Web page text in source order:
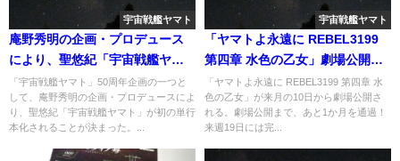
宇宙戦艦ヤマト
庵野秀明の企画・プロデュース
により、聖悠紀「宇宙戦艦ヤマ
ト」が初の単行本として7月下旬
発売へ
「宇宙戦艦ヤマト」50周年企画の一つと
して、庵野秀明の企画・プロデュースによ
り、聖悠紀「宇宙戦艦ヤマト」が初の単行
本化されることが決まった。...
宇宙戦艦ヤマト
「ヤマトよ永遠に REBEL3199
第四章 水色の乙女」劇場公開ま
であと1か月をきった
「ヤマトよ永遠に REBEL3199 第四章 水
色の乙女」が来月の10日から劇場公開さ
れる。劇場公開まで、あと1か月を通過！
来週19日には完...